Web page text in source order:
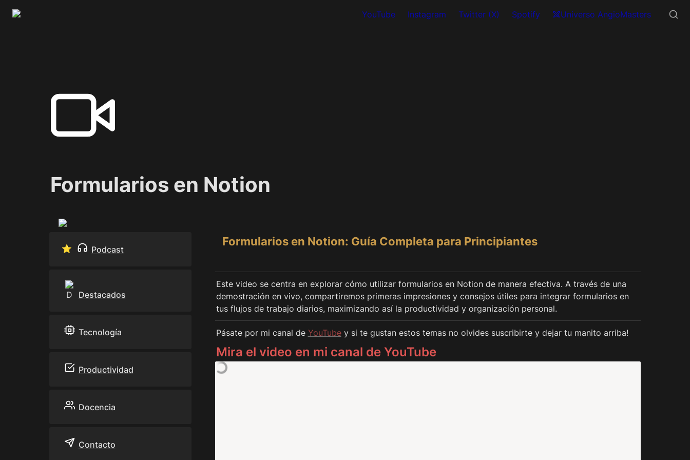
YouTube Instagram Twitter (X) Spotify Universo AngioMasters
Formularios en Notion
⭐️ Podcast
Destacados
Tecnología
Productividad
Docencia
Contacto
Formularios en Notion: Guía Completa para Principiantes
Este video se centra en explorar cómo utilizar formularios en Notion de manera efectiva. A través de una
demostración en vivo, compartiremos primeras impresiones y consejos útiles para integrar formularios en
tus flujos de trabajo diarios, maximizando así la productividad y organización personal.
Pásate por mi canal de YouTube y si te gustan estos temas no olvides suscribirte y dejar tu manito arriba!
Mira el video en mi canal de YouTube